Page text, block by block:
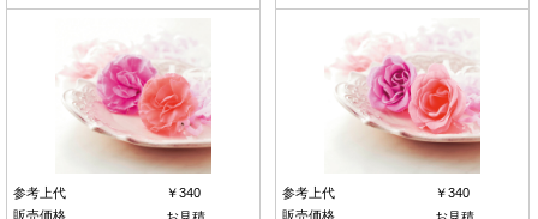
参考上代
￥340
販売価格
参考上代
￥340
販売価格